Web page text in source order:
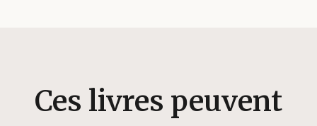
Ces livres peuvent